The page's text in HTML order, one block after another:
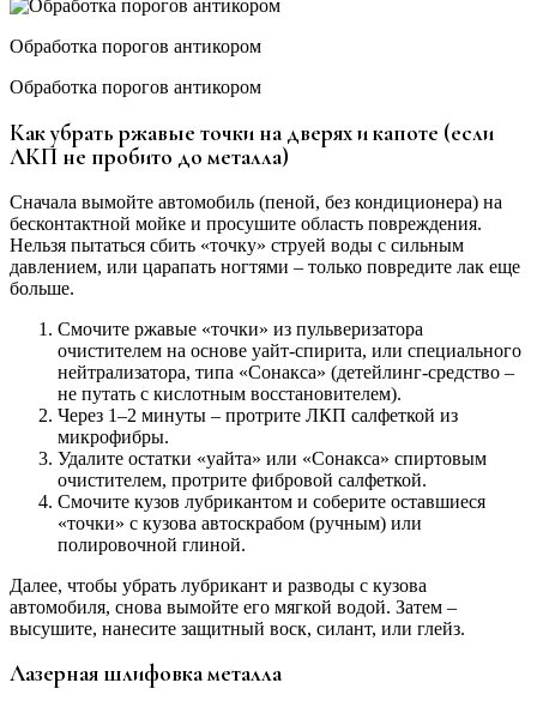
Обработка порогов антикором
Обработка порогов антикором
Как убрать ржавые точки на дверях и капоте (если
ЛКП не пробито до металла)
Сначала вымойте автомобиль (пеной, без кондиционера) на
бесконтактной мойке и просушите область повреждения.
Нельзя пытаться сбить «точку» струей воды с сильным
давлением, или царапать ногтями – только повредите лак еще
больше.
Смочите ржавые «точки» из пульверизатора
очистителем на основе уайт-спирита, или специального
нейтрализатора, типа «Сонакса» (детейлинг-средство –
не путать с кислотным восстановителем).
Через 1–2 минуты – протрите ЛКП салфеткой из
микрофибры.
Удалите остатки «уайта» или «Сонакса» спиртовым
очистителем, протрите фибровой салфеткой.
Смочите кузов лубрикантом и соберите оставшиеся
«точки» с кузова автоскрабом (ручным) или
полировочной глиной.
Далее, чтобы убрать лубрикант и разводы с кузова
автомобиля, снова вымойте его мягкой водой. Затем –
высушите, нанесите защитный воск, силант, или глейз.
Лазерная шлифовка металла